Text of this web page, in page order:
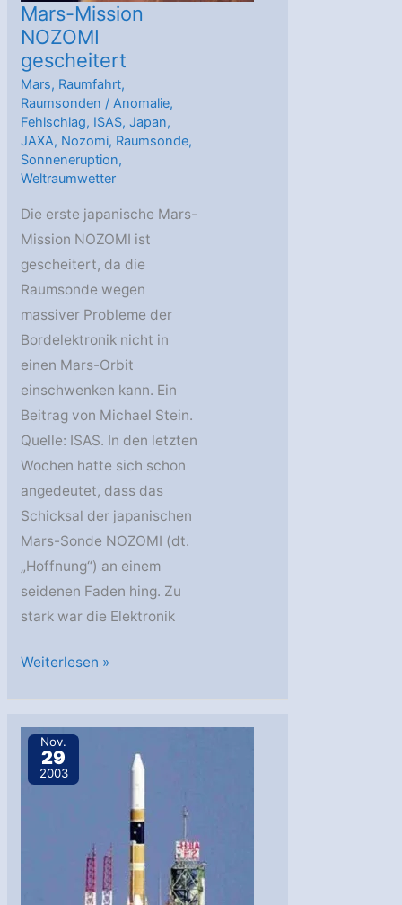
Mars-Mission
NOZOMI
gescheitert
Mars, Raumfahrt,
Raumsonden /Anomalie,
Fehlschlag, ISAS,Japan,
JAXA, Nozomi, Raumsonde,
Sonneneruption,
Weltraumwetter
Die erste japanische Mars-
Mission NOZOMI ist
gescheitert, da die
Raumsonde wegen
massiver Probleme der
Bordelektronik nicht in
einen Mars-Orbit
einschwenken kann. Ein
Beitrag von Michael Stein.
Quelle: ISAS. In den letzten
Wochen hatte sich schon
angedeutet, dass das
Schicksal der japanischen
Mars-Sonde NOZOMI (dt.
„Hoffnung“) an einem
seidenen Faden hing. Zu
stark war die Elektronik
Mars-
gescheitert
Weiterlesen »
Nov.
29
2003